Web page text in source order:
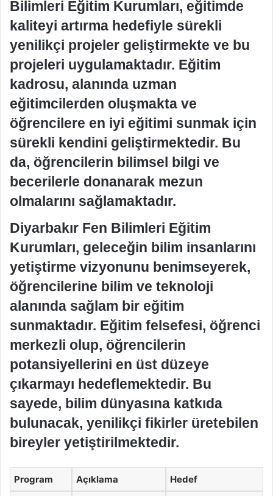
Bilimleri Eğitim Kurumları, eğitimde
kaliteyi artırma hedefiyle sürekli
yenilikçi projeler geliştirmekte ve bu
projeleri uygulamaktadır. Eğitim
kadrosu, alanında uzman
eğitimcilerden oluşmakta ve
öğrencilere en iyi eğitimi sunmak için
sürekli kendini geliştirmektedir. Bu
da, öğrencilerin bilimsel bilgi ve
becerilerle donanarak mezun
olmalarını sağlamaktadır.
Diyarbakır Fen Bilimleri Eğitim
Kurumları, geleceğin bilim insanlarını
yetiştirme vizyonunu benimseyerek,
öğrencilerine bilim ve teknoloji
alanında sağlam bir eğitim
sunmaktadır. Eğitim felsefesi, öğrenci
merkezli olup, öğrencilerin
potansiyellerini en üst düzeye
çıkarmayı hedeflemektedir. Bu
sayede, bilim dünyasına katkıda
bulunacak, yenilikçi fikirler üretebilen
bireyler yetiştirilmektedir.
Program Açıklama Hedef